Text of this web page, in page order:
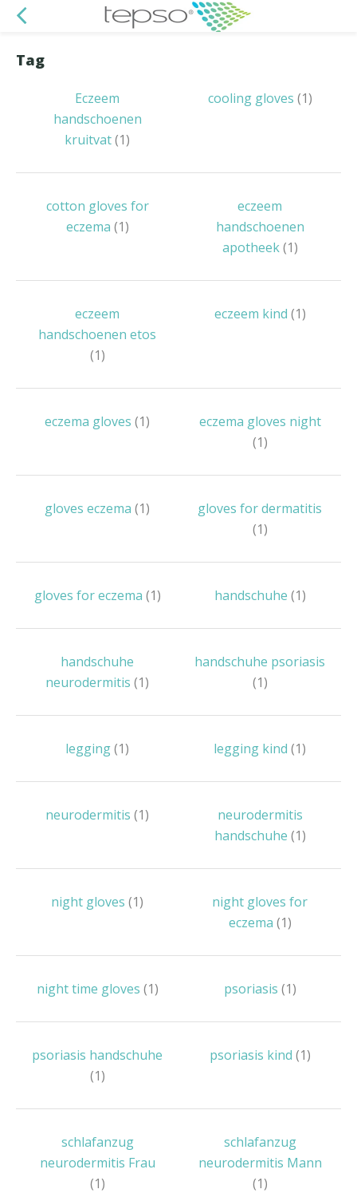
Tag
Eczeem
handschoenen
kruitvat(1)
cooling gloves (1)
cotton gloves for
eczema (1)
eczeem
handschoenen
apotheek(1)
eczeem
handschoenen etos
(1)
eczeem kind (1)
eczema gloves (1)
eczema gloves night
(1)
gloves eczema (1)
gloves for dermatitis
(1)
gloves for eczema (1) handschuhe (1)
handschuhe
neurodermitis (1)
handschuhe psoriasis
(1)
legging(1) legging kind (1)
neurodermitis (1)
neurodermitis
handschuhe (1)
night gloves (1)
night gloves for
eczema (1)
night time gloves (1) psoriasis (1)
psoriasis handschuhe
(1)
psoriasis kind (1)
schlafanzug
neurodermitis Frau
(1)
schlafanzug
neurodermitis Mann
(1)